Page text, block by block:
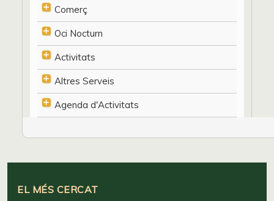
Comerç
Oci Nocturn
Activitats
Altres Serveis
Agenda d'Activitats
EL MÉS CERCAT